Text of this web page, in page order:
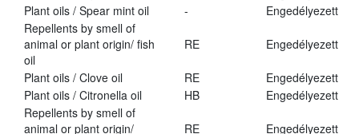
Plant oils / Spear mint oil
-
Engedélyezett
Repellents by smell of
animal or plant origin/ fish
oil
RE Engedélyezett
Plant oils / Clove oil RE
Engedélyezett
Plant oils / Citronella oil
HB
Engedélyezett
Repellents by smell of
animal or plant origin/
RE Engedélyezett